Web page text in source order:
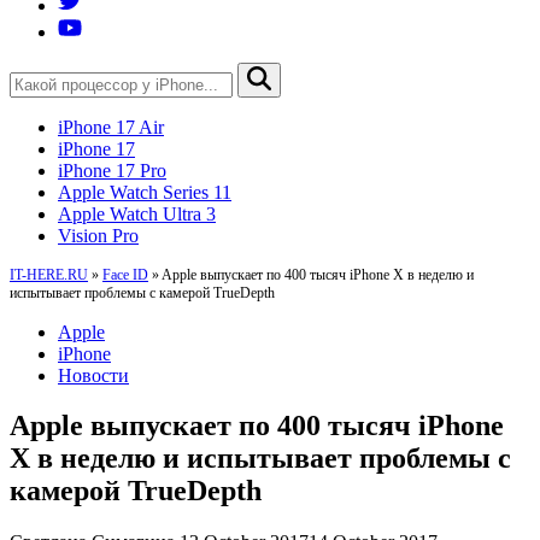
iPhone 17 Air
iPhone 17
iPhone 17 Pro
Apple Watch Series 11
Apple Watch Ultra 3
Vision Pro
IT-HERE.RU » Face ID » Apple выпускает по 400 тысяч iPhone X в неделю и
испытывает проблемы с камерой TrueDepth
Apple
iPhone
Новости
Apple выпускает по 400 тысяч iPhone
X в неделю и испытывает проблемы с
камерой TrueDepth